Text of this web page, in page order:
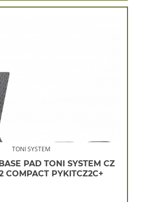
TONI SYSTEM
PAD TONI SYSTEM CZ
COMPACT PYKITCZ2C+